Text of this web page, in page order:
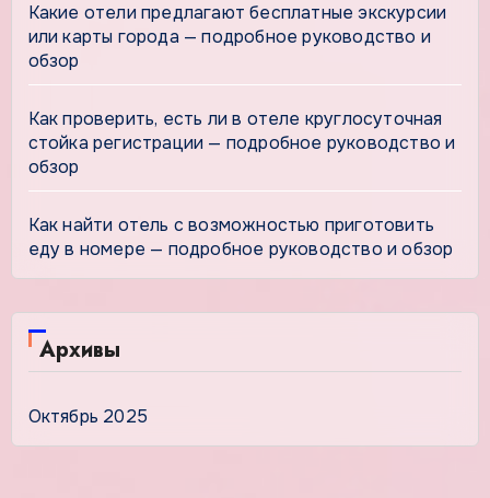
Какие отели предлагают бесплатные экскурсии
или карты города — подробное руководство и
обзор
Как проверить, есть ли в отеле круглосуточная
стойка регистрации — подробное руководство и
обзор
Как найти отель с возможностью приготовить
еду в номере — подробное руководство и обзор
Архивы
Октябрь 2025